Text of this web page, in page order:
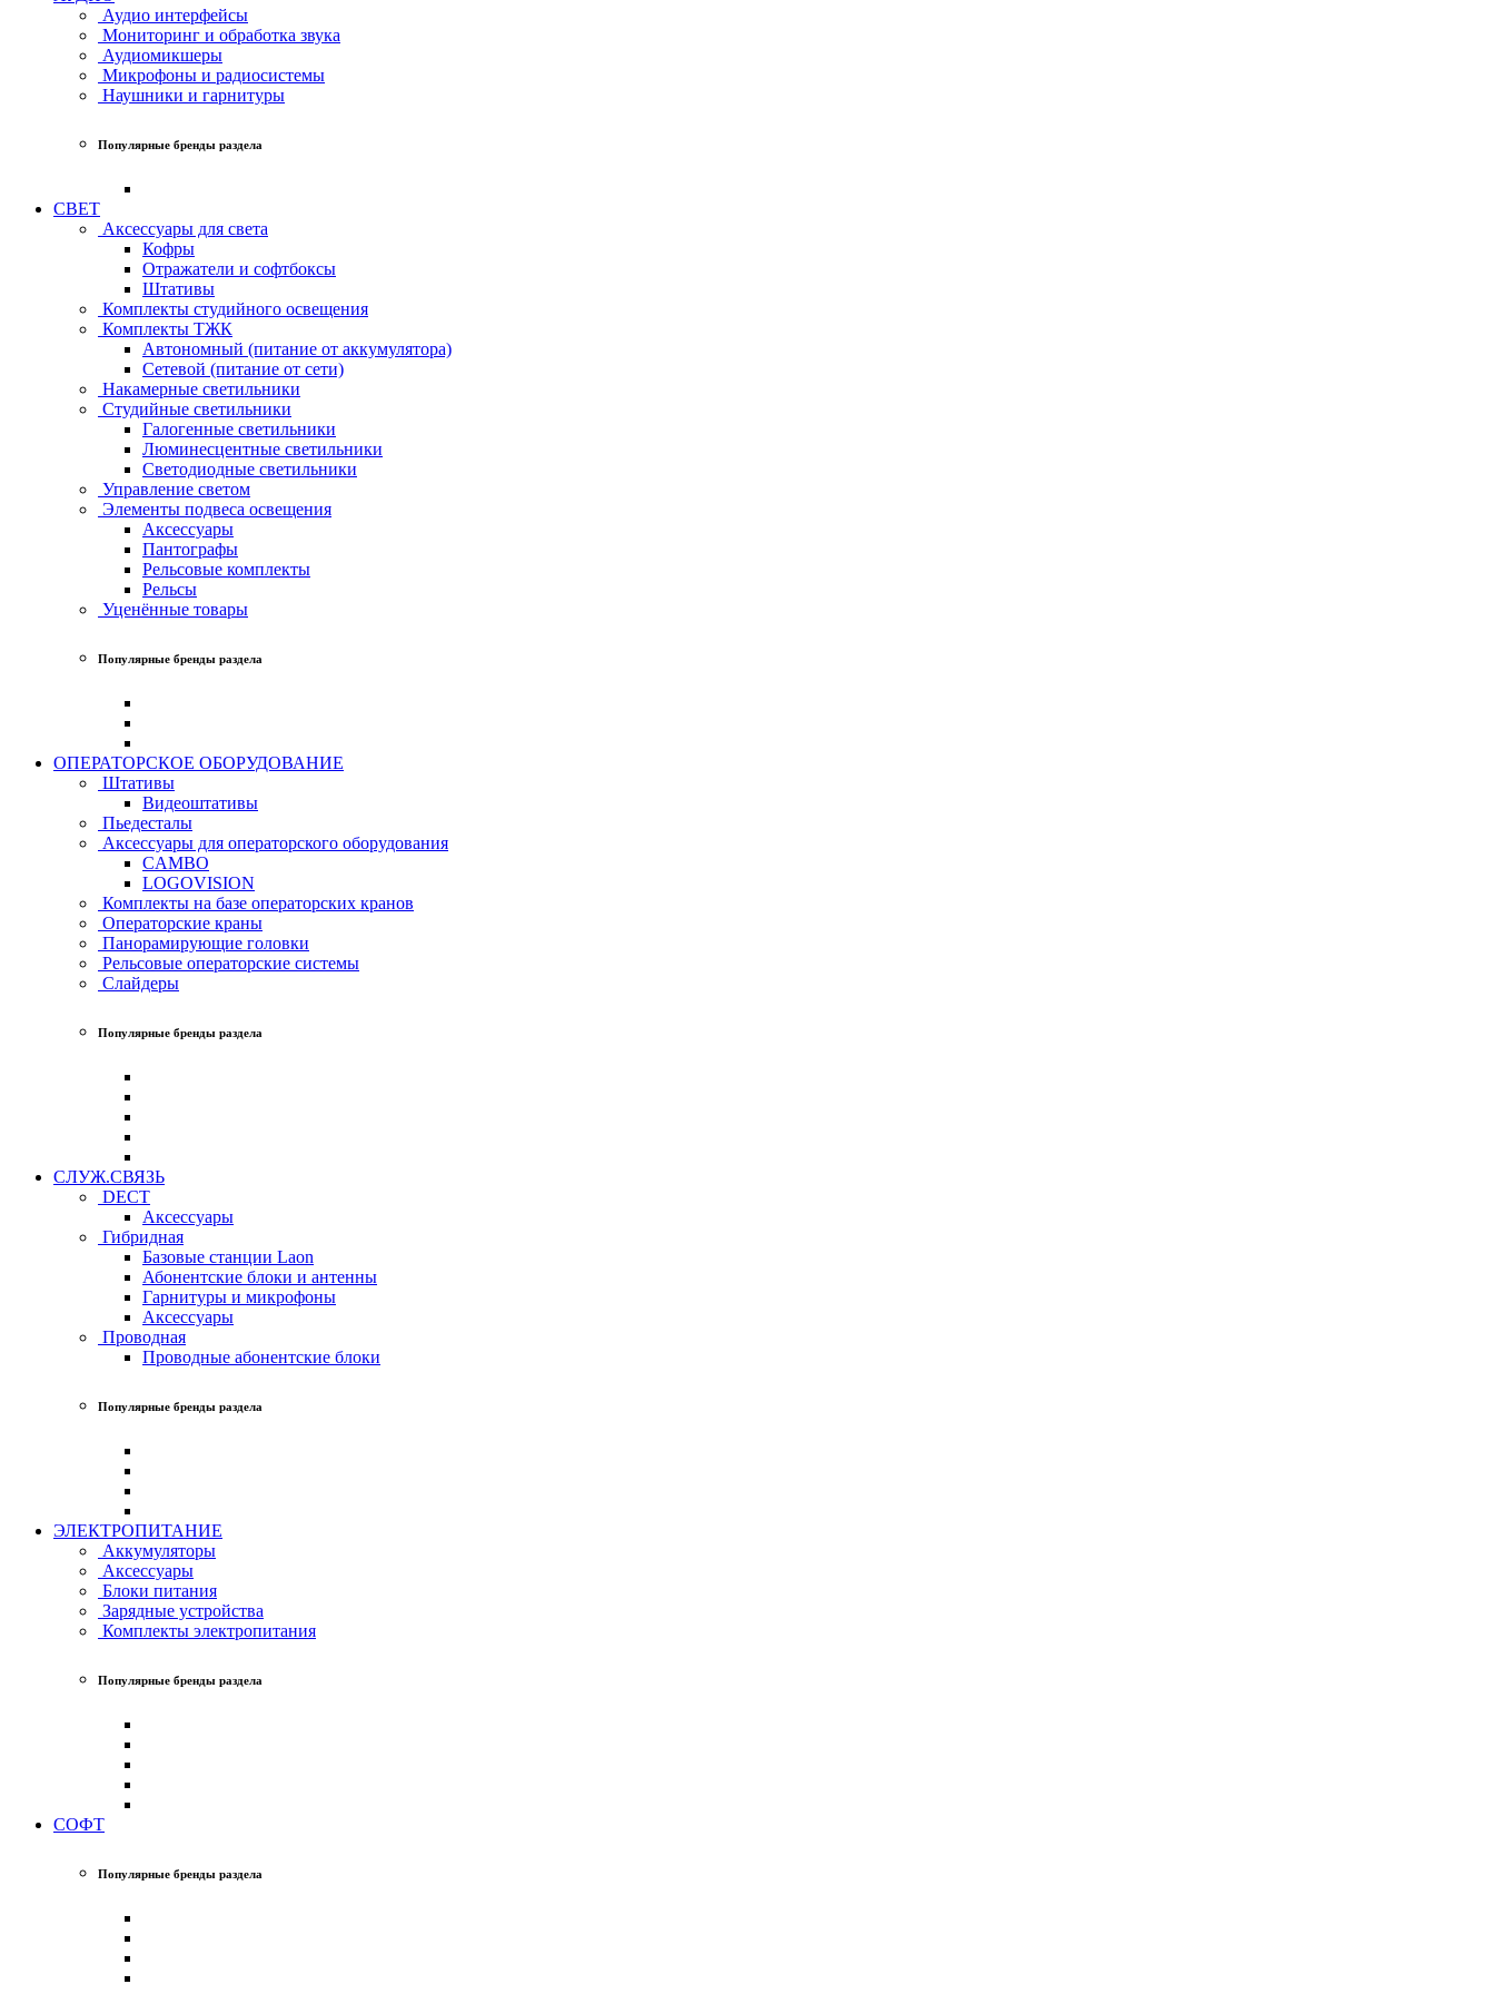
Аудио интерфейсы
Мониторинг и обработка звука
Аудиомикшеры
Микрофоны и радиосистемы
Наушники и гарнитуры
Популярные бренды раздела
СВЕТ
Аксессуары для света
Кофры
Отражатели и софтбоксы
Штативы
Комплекты студийного освещения
Комплекты ТЖК
Автономный (питание от аккумулятора)
Сетевой (питание от сети)
Накамерные светильники
Студийные светильники
Галогенные светильники
Люминесцентные светильники
Светодиодные светильники
Управление светом
Элементы подвеса освещения
Аксессуары
Пантографы
Рельсовые комплекты
Рельсы
Уценённые товары
Популярные бренды раздела
ОПЕРАТОРСКОЕ ОБОРУДОВАНИЕ
Штативы
Видеоштативы
Пьедесталы
Аксессуары для операторского оборудования
CAMBO
LOGOVISION
Комплекты на базе операторских кранов
Операторские краны
Панорамирующие головки
Рельсовые операторские системы
Слайдеры
Популярные бренды раздела
СЛУЖ.СВЯЗЬ
DECT
Аксессуары
Гибридная
Базовые станции Laon
Абонентские блоки и антенны
Гарнитуры и микрофоны
Аксессуары
Проводная
Проводные абонентские блоки
Популярные бренды раздела
ЭЛЕКТРОПИТАНИЕ
Аккумуляторы
Аксессуары
Блоки питания
Зарядные устройства
Комплекты электропитания
Популярные бренды раздела
СОФТ
Популярные бренды раздела